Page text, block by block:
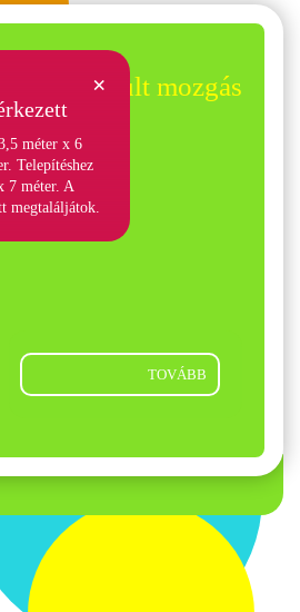
×
méter x 6
Telepítéshez
7 méter. A
megtaláljátok.
Felszabadult mozgás
TOVÁBB